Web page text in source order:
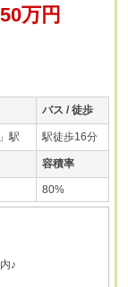
万円
バス / 徒歩
駅 駅徒歩16分
容積率
80%
♪